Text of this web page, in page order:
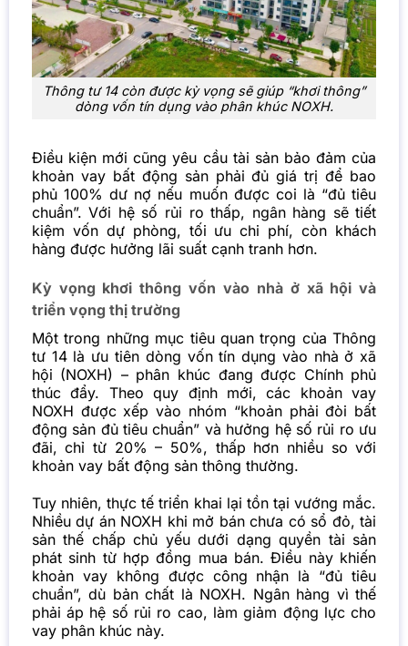
Thông tư 14 còn được kỳ vọng sẽ giúp “khơi thông”
dòng vốn tín dụng vào phân khúc NOXH.
Điều kiện mới cũng yêu cầu tài sản bảo đảm của
khoản vay bất động sản phải đủ giá trị để bao
phủ 100% dư nợ nếu muốn được coi là “đủ tiêu
chuẩn”. Với hệ số rủi ro thấp, ngân hàng sẽ tiết
kiệm vốn dự phòng, tối ưu chi phí, còn khách
hàng được hưởng lãi suất cạnh tranh hơn.
Kỳ vọng khơi thông vốn vào nhà ở xã hội và
triển vọng thị trường
Một trong những mục tiêu quan trọng của Thông
tư 14 là ưu tiên dòng vốn tín dụng vào nhà ở xã
hội (NOXH) – phân khúc đang được Chính phủ
thúc đẩy. Theo quy định mới, các khoản vay
NOXH được xếp vào nhóm “khoản phải đòi bất
động sản đủ tiêu chuẩn” và hưởng hệ số rủi ro ưu
đãi, chỉ từ 20% – 50%, thấp hơn nhiều so với
khoản vay bất động sản thông thường.
Tuy nhiên, thực tế triển khai lại tồn tại vướng mắc.
Nhiều dự án NOXH khi mở bán chưa có sổ đỏ, tài
sản thế chấp chủ yếu dưới dạng quyền tài sản
phát sinh từ hợp đồng mua bán. Điều này khiến
khoản vay không được công nhận là “đủ tiêu
chuẩn”, dù bản chất là NOXH. Ngân hàng vì thế
phải áp hệ số rủi ro cao, làm giảm động lực cho
vay phân khúc này.